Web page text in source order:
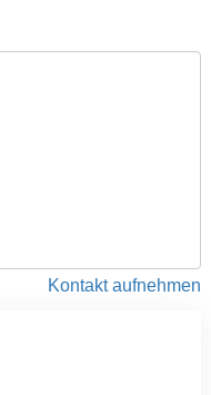
Kontakt aufnehmen